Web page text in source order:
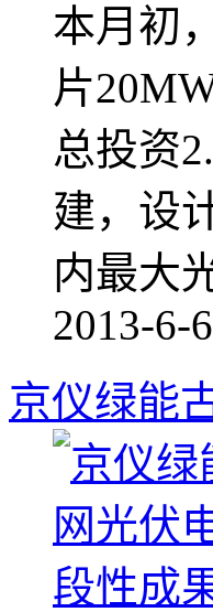
本月初
片
总投资
建，设
内最大
2013-6-
京仪绿能